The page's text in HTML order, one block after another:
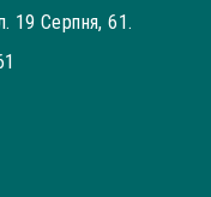
19 Серпня, 61.